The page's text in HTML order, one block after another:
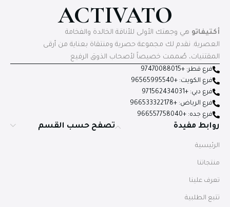
ACTIVATO
أكتيفاتو هي وجهتك الأولى للأناقة الخالدة والفخامة
العصرية. نقدم لك مجموعة حصرية ومنتقاة بعناية من أرقى
المقتنيات، صُممت خصيصاً لأصحاب الذوق الرفيع
فرع قطر: +97470088015
فرع الكويت: +96565995540
فرع دبي: +971562434031
فرع الرياض: +966533322178
فرع جده: +966557758040
روابط مفيدة
الرئيسية
منتجاتنا
تعرف علينا
تتبع الطلبية
تصفح حسب القسم